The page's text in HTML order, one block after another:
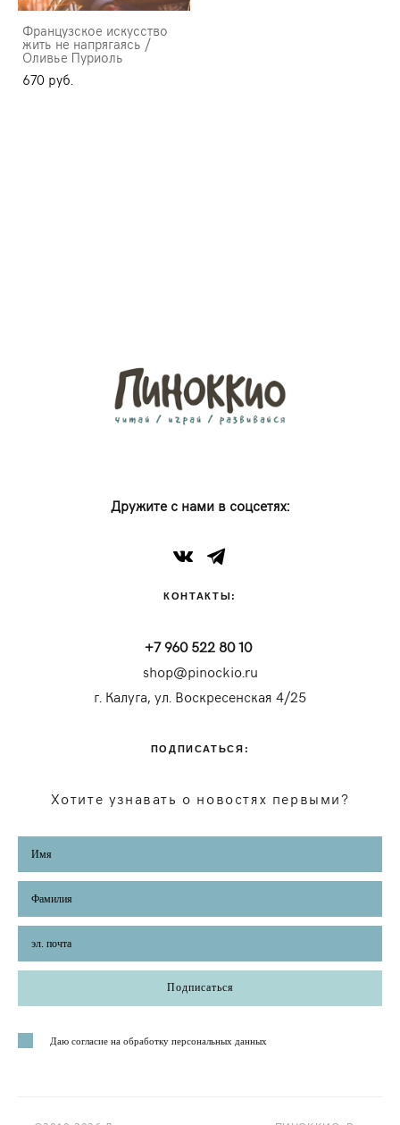
Французское искусство
жить не напрягаясь /
Оливье Пуриоль
670 pуб.
Дружите с нами в соцсетях:
КОНТАКТЫ:
+7 960 522 80 10
shop@pinockio.ru
г. Калуга, ул. Воскресенская 4/25
ПОДПИСАТЬСЯ:
Хотите узнавать о новостях первыми?
Подписаться
Даю согласие на обработку персональных данных